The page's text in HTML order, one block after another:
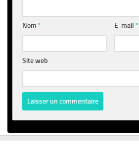
Nom * E-mail*
Site web